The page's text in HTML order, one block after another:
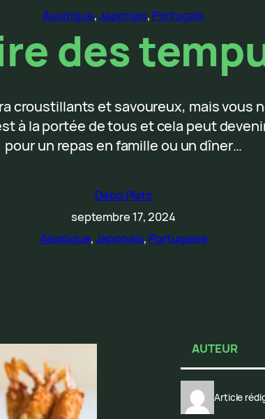
Asiatique, Japonais, Portugais
des
croustillants et savoureux, mais vous
à la portée de tous et cela peut
pour un repas en famille ou un dîner…
Debo Plats
septembre 17, 2024
Asiatique, Japonais, Portugaise
AUTEUR
Article